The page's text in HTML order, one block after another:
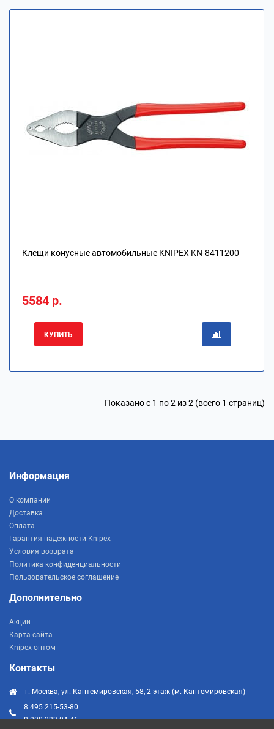
Клещи конусные автомобильные KNIPEX KN-8411200
5584 р.
КУПИТЬ
Показано с 1 по 2 из 2 (всего 1 страниц)
Информация
О компании
Доставка
Оплата
Гарантия надежности Knipex
Условия возврата
Политика конфиденциальности
Пользовательское соглашение
Дополнительно
Акции
Карта сайта
Knipex оптом
Контакты
г. Москва, ул. Кантемировская, 58, 2 этаж (м. Кантемировская)
8 495 215-53-80
8 800 333-04-46